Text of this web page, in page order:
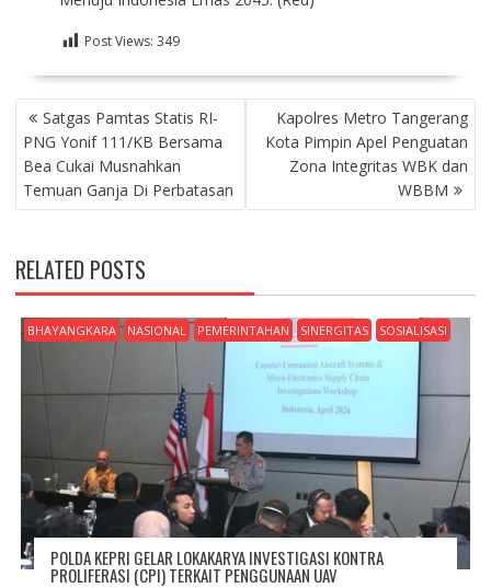
Post Views: 349
NAVIGASI
POSSatgas Pamtas Statis RI-
PNG Yonif 111/KB Bersama
Bea Cukai Musnahkan
Temuan Ganja Di Perbatasan
Kapolres Metro Tangerang
Kota Pimpin Apel Penguatan
Zona Integritas WBK dan
WBBM
RELATED POSTS
BHAYANGKARA NASIONAL PEMERINTAHAN SINERGITAS SOSIALISASI
POLDA KEPRI GELAR LOKAKARYA INVESTIGASI KONTRA
PROLIFERASI (CPI) TERKAIT PENGGUNAAN UAV